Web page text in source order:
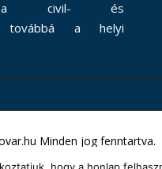
a civil- és
továbbá a helyi
Minden jog fenntartva.